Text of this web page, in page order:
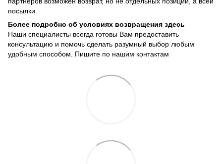
посылки.
Более подробно об условиях возвращения здесь
Наши специалисты всегда готовы Вам предоставить
консультацию и помочь сделать разумный выбор любым
удобным способом. Пишите по нашим контактам